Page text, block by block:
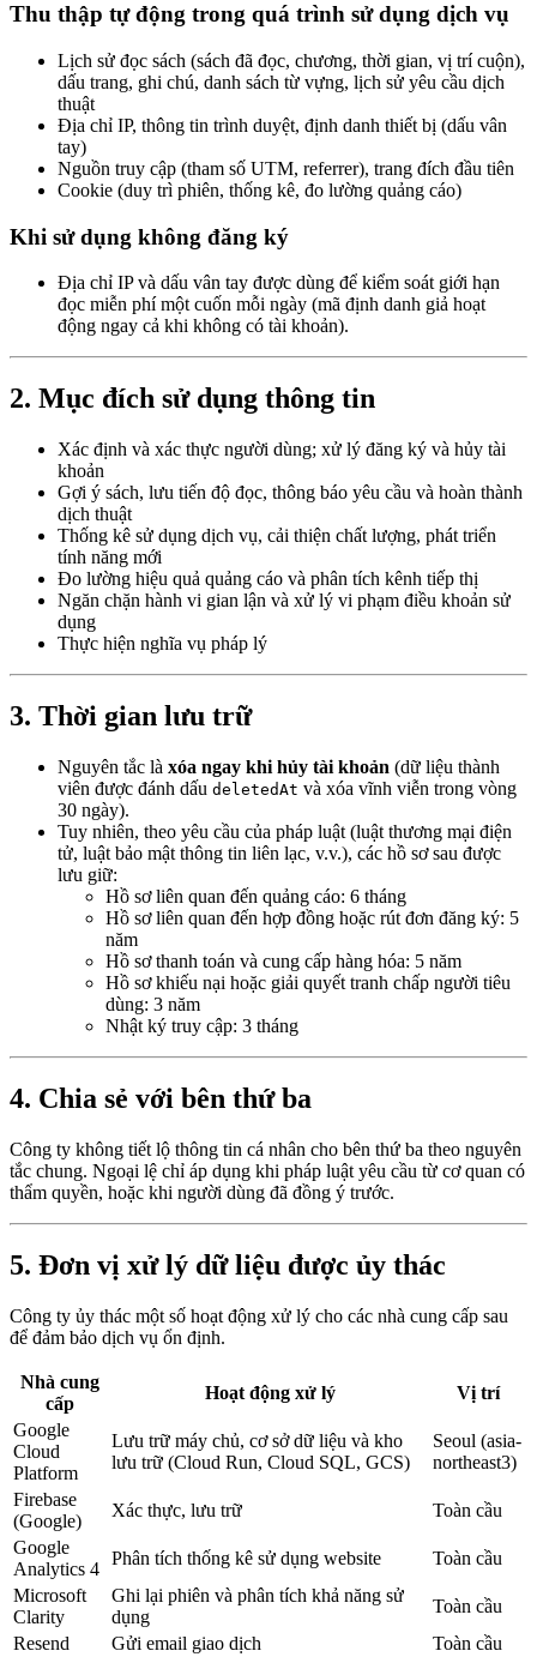
Thu thập tự động trong quá trình sử dụng dịch vụ
Lịch sử đọc sách (sách đã đọc, chương, thời gian, vị trí cuộn),
dấu trang, ghi chú, danh sách từ vựng, lịch sử yêu cầu dịch
thuật
Địa chỉ IP, thông tin trình duyệt, định danh thiết bị (dấu vân
tay)
Nguồn truy cập (tham số UTM, referrer), trang đích đầu tiên
Cookie (duy trì phiên, thống kê, đo lường quảng cáo)
Khi sử dụng không đăng ký
Địa chỉ IP và dấu vân tay được dùng để kiểm soát giới hạn
đọc miễn phí một cuốn mỗi ngày (mã định danh giả hoạt
động ngay cả khi không có tài khoản).
2. Mục đích sử dụng thông tin
Xác định và xác thực người dùng; xử lý đăng ký và hủy tài
khoản
Gợi ý sách, lưu tiến độ đọc, thông báo yêu cầu và hoàn thành
dịch thuật
Thống kê sử dụng dịch vụ, cải thiện chất lượng, phát triển
tính năng mới
Đo lường hiệu quả quảng cáo và phân tích kênh tiếp thị
Ngăn chặn hành vi gian lận và xử lý vi phạm điều khoản sử
dụng
Thực hiện nghĩa vụ pháp lý
3. Thời gian lưu trữ
Nguyên tắc là xóa ngay khi hủy tài khoản (dữ liệu thành
viên được đánh dấu deletedAt và xóa vĩnh viễn trong vòng
30 ngày).
Tuy nhiên, theo yêu cầu của pháp luật (luật thương mại điện
tử, luật bảo mật thông tin liên lạc, v.v.), các hồ sơ sau được
lưu giữ:
Hồ sơ liên quan đến quảng cáo: 6 tháng
Hồ sơ liên quan đến hợp đồng hoặc rút đơn đăng ký: 5
năm
Hồ sơ thanh toán và cung cấp hàng hóa: 5 năm
Hồ sơ khiếu nại hoặc giải quyết tranh chấp người tiêu
dùng: 3 năm
Nhật ký truy cập: 3 tháng
4. Chia sẻ với bên thứ ba
Công ty không tiết lộ thông tin cá nhân cho bên thứ ba theo nguyên
tắc chung. Ngoại lệ chỉ áp dụng khi pháp luật yêu cầu từ cơ quan có
thẩm quyền, hoặc khi người dùng đã đồng ý trước.
5. Đơn vị xử lý dữ liệu được ủy thác
Công ty ủy thác một số hoạt động xử lý cho các nhà cung cấp sau
để đảm bảo dịch vụ ổn định.
Nhà cung
cấp
Hoạt động xử lý
Vị trí
Google
Cloud
Platform
Lưu trữ máy chủ, cơ sở dữ liệu và kho
lưu trữ (Cloud Run, Cloud SQL, GCS)
Seoul (asia-
northeast3)
Firebase
(Google)
Xác thực, lưu trữ
Toàn cầu
Google
Analytics 4
Phân tích thống kê sử dụng website
Toàn cầu
Microsoft
Clarity
Ghi lại phiên và phân tích khả năng sử
dụng
Toàn cầu
Resend
Gửi email giao dịch Toàn cầu